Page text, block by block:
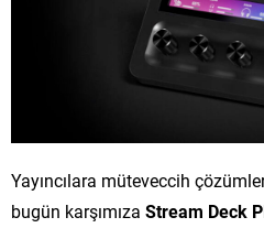
Yayıncılara müteveccih
bugün karşımıza Stream Deck